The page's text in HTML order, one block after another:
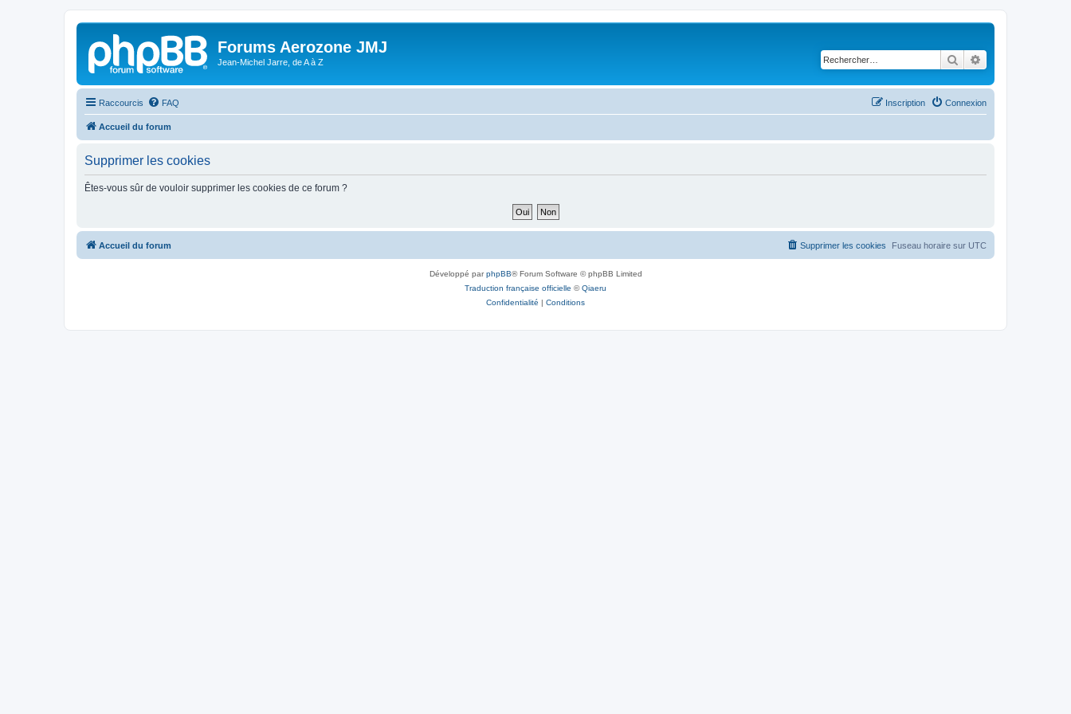
Forums Aerozone JMJ
Jean-Michel Jarre, de A à Z Rechercher
Raccourcis FAQ Connexion
Inscription
Accueil du forum
Supprimer les cookies
Êtes-vous sûr de vouloir supprimer les cookies de ce forum ?
Accueil du forum Fuseau horaire sur UTC
Supprimer les cookies
Développé parphpBB® Forum Software © phpBB Limited
Traduction française officielle ©Qiaeru
Confidentialité | Conditions